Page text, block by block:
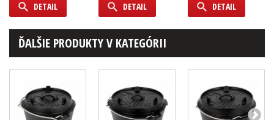
DETAIL DETAIL DETAIL
ĎALŠIE PRODUKTY V KATEGÓRII